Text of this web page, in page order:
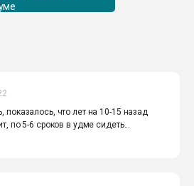
показалось, что лет на 10-15 назад
по 5-6 сроков в удме сидеть...